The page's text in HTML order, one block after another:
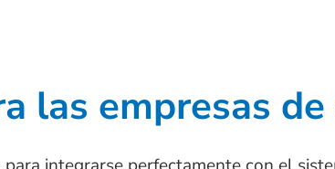
las empresas